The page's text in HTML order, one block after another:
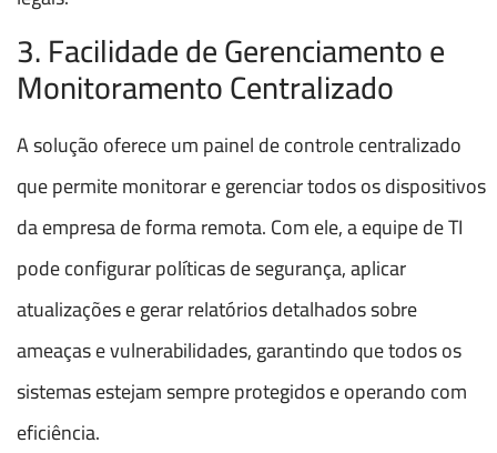
3. Facilidade de Gerenciamento e
Monitoramento Centralizado
A solução oferece um painel de controle centralizado
que permite monitorar e gerenciar todos os dispositivos
da empresa de forma remota. Com ele, a equipe de TI
pode configurar políticas de segurança, aplicar
atualizações e gerar relatórios detalhados sobre
ameaças e vulnerabilidades, garantindo que todos os
sistemas estejam sempre protegidos e operando com
eficiência.